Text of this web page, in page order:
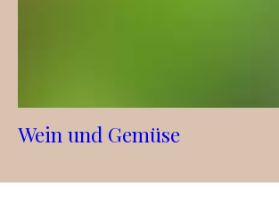
Wein und Gemüse